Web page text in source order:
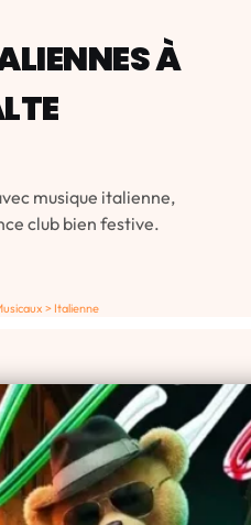
À
musique italienne,
club bien festive.
> Italienne